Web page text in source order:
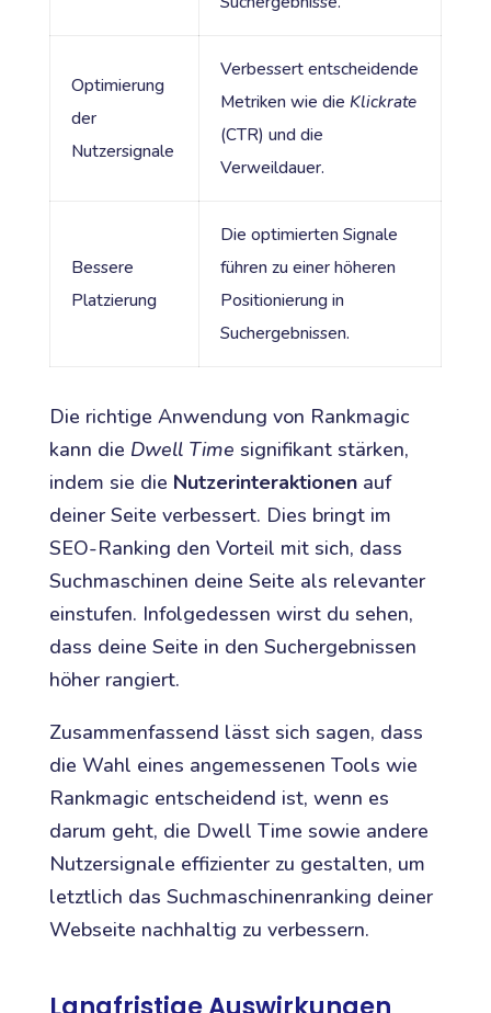
Optimierung
der
Nutzersignale
Verbessert entscheidende
Metriken wie die Klickrate
(CTR) und die
Verweildauer.
Bessere
Platzierung
Die optimierten Signale
führen zu einer höheren
Positionierung in
Suchergebnissen.
Die richtige Anwendung von Rankmagic
kann die Dwell Time signifikant stärken,
indem sie die Nutzerinteraktionenauf
deiner Seite verbessert. Dies bringt im
SEO-Ranking den Vorteil mit sich, dass
Suchmaschinen deine Seite als relevanter
einstufen. Infolgedessen wirst du sehen,
dass deine Seite in den Suchergebnissen
höher rangiert.
Zusammenfassend lässt sich sagen, dass
die Wahl eines angemessenen Tools wie
Rankmagic entscheidend ist, wenn es
darum geht, die Dwell Time sowie andere
Nutzersignale effizienter zu gestalten, um
letztlich das Suchmaschinenranking deiner
Webseite nachhaltig zu verbessern.